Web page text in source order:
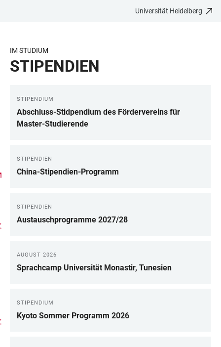
BARRIEREFREIHEIT
Universität Heidelberg
IM STUDIUM
STIPENDIEN
LINKS
STIPENDIUM
Abschluss-Stidpendium des Fördervereins für
Master-Studierende
STIPENDIEN
China-Stipendien-Programm
STIPENDIEN
Austauschprogramme 2027/28
AUGUST 2026
Sprachcamp Universität Monastir, Tunesien
STIPENDIUM
Kyoto Sommer Programm 2026